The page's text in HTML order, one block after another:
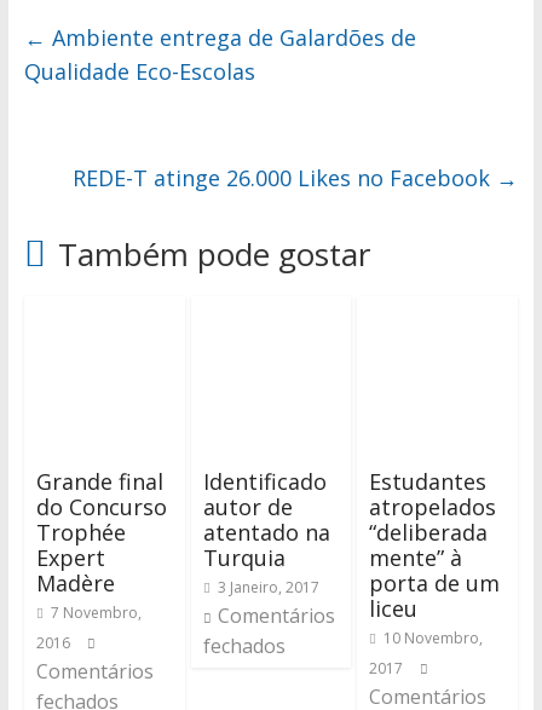
← Ambiente entrega de Galardões de
Qualidade Eco-Escolas
REDE-T atinge 26.000 Likes no Facebook →
Também pode gostar
Grande final
do Concurso
Trophée
Expert
Madère
7 Novembro,
2016
Comentários
fechados
Identificado
autor de
atentado na
Turquia
3 Janeiro, 2017
Comentários
fechados
Estudantes
atropelados
“deliberada
mente” à
porta de um
liceu
10 Novembro,
2017
Comentários